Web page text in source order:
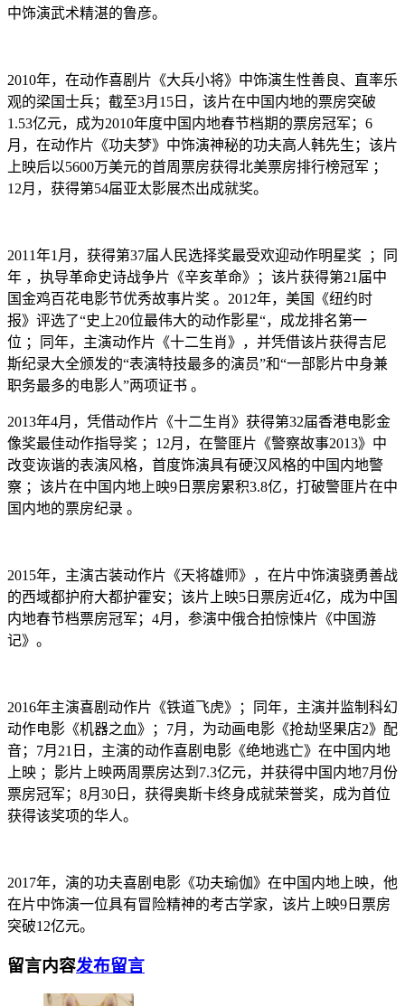
中饰演武术精湛的鲁彦。
2010年，在动作喜剧片《大兵小将》中饰演生性善良、直率乐
观的梁国士兵；截至3月15日，该片在中国内地的票房突破
1.53亿元，成为2010年度中国内地春节档期的票房冠军；6
月，在动作片《功夫梦》中饰演神秘的功夫高人韩先生；该片
上映后以5600万美元的首周票房获得北美票房排行榜冠军 ；
12月，获得第54届亚太影展杰出成就奖。
2011年1月，获得第37届人民选择奖最受欢迎动作明星奖 ；同
年 ，执导革命史诗战争片《辛亥革命》；该片获得第21届中
国金鸡百花电影节优秀故事片奖 。2012年，美国《纽约时
报》评选了“史上20位最伟大的动作影星“，成龙排名第一
位 ；同年，主演动作片《十二生肖》，并凭借该片获得吉尼
斯纪录大全颁发的“表演特技最多的演员”和“一部影片中身兼
职务最多的电影人”两项证书 。
2013年4月，凭借动作片《十二生肖》获得第32届香港电影金
像奖最佳动作指导奖 ；12月，在警匪片《警察故事2013》中
改变诙谐的表演风格，首度饰演具有硬汉风格的中国内地警
察 ；该片在中国内地上映9日票房累积3.8亿，打破警匪片在中
国内地的票房纪录 。
2015年，主演古装动作片《天将雄师》，在片中饰演骁勇善战
的西域都护府大都护霍安；该片上映5日票房近4亿，成为中国
内地春节档票房冠军；4月，参演中俄合拍惊悚片《中国游
记》。
2016年主演喜剧动作片《铁道飞虎》；同年，主演并监制科幻
动作电影《机器之血》；7月，为动画电影《抢劫坚果店2》配
音；7月21日，主演的动作喜剧电影《绝地逃亡》在中国内地
上映 ；影片上映两周票房达到7.3亿元，并获得中国内地7月份
票房冠军；8月30日，获得奥斯卡终身成就荣誉奖，成为首位
获得该奖项的华人。
2017年，演的功夫喜剧电影《功夫瑜伽》在中国内地上映，他
在片中饰演一位具有冒险精神的考古学家，该片上映9日票房
突破12亿元。
留言内容发布留言